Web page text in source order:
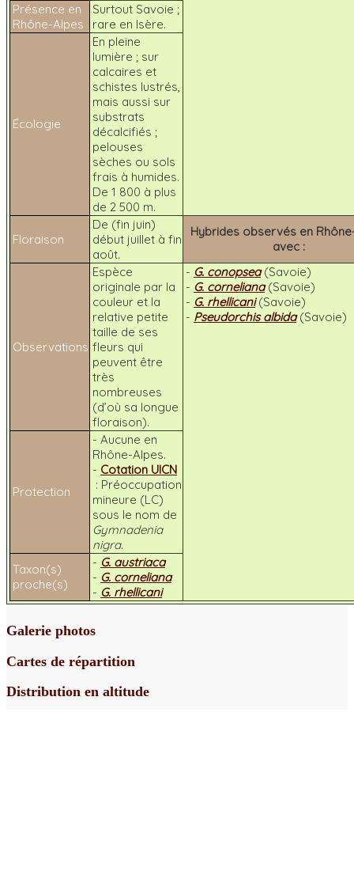
Présence en
Rhône-Alpes
Surtout Savoie ;
rare en Isère.
Écologie
En pleine
lumière ; sur
calcaires et
schistes lustrés,
mais aussi sur
substrats
décalcifiés ;
pelouses
sèches ou sols
frais à humides.
De 1 800 à plus
de 2 500 m.
Floraison
De (fin juin)
début juillet à fin
août.
Hybrides observés en
avec :
Observations
Espèce
originale par la
couleur et la
relative petite
taille de ses
fleurs qui
peuvent être
très
nombreuses
(d’où sa longue
floraison).
- G. conopsea(Savoie)
- G. corneliana(Savoie)
- G. rhellicani(Savoie)
- Pseudorchis albida(Savoie)
Protection
- Aucune en
Rhône-Alpes.
- Cotation UICN
: Préoccupation
mineure (LC)
sous le nom de
Gymnadenia
nigra.
Taxon(s)
proche(s)
- G. austriaca
- G. corneliana
- G. rhellicani
Galerie photos
Cartes de répartition
Distribution en altitude